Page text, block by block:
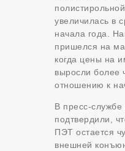
увеличилась в
начала года.
пришелся на
когда цены на
выросли более
отношению к
В пресс-
подтвердили,
ПЭТ остается
внешней